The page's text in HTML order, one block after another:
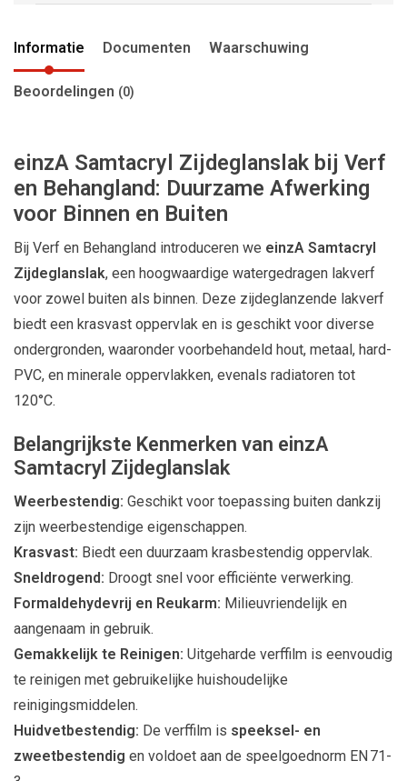
Informatie Documenten Waarschuwing
Beoordelingen (0)
einzA Samtacryl Zijdeglanslak bij Verf
en Behangland: Duurzame Afwerking
voor Binnen en Buiten
Bij Verf en Behangland introduceren we einzA Samtacryl
Zijdeglanslak, een hoogwaardige watergedragen lakverf
voor zowel buiten als binnen. Deze zijdeglanzende lakverf
biedt een krasvast oppervlak en is geschikt voor diverse
ondergronden, waaronder voorbehandeld hout, metaal, hard-
PVC, en minerale oppervlakken, evenals radiatoren tot
120°C.
Belangrijkste Kenmerken van einzA
Samtacryl Zijdeglanslak
Weerbestendig: Geschikt voor toepassing buiten dankzij
zijn weerbestendige eigenschappen.
Krasvast: Biedt een duurzaam krasbestendig oppervlak.
Sneldrogend: Droogt snel voor efficiënte verwerking.
Formaldehydevrij en Reukarm: Milieuvriendelijk en
aangenaam in gebruik.
Gemakkelijk te Reinigen: Uitgeharde verffilm is eenvoudig
te reinigen met gebruikelijke huishoudelijke
reinigingsmiddelen.
Huidvetbestendig: De verffilm is speeksel- en
zweetbestendig en voldoet aan de speelgoednorm EN 71-